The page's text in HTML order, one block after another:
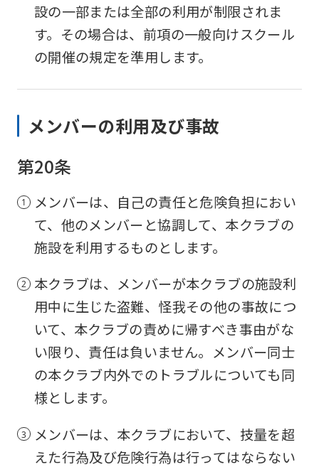
設の一部または全部の利用が制限されま
す。その場合は、前項の一般向けスクール
の開催の規定を準用します。
メンバーの利用及び事故
第20条
メンバーは、自己の責任と危険負担におい
て、他のメンバーと協調して、本クラブの
施設を利用するものとします。
本クラブは、メンバーが本クラブの施設利
用中に生じた盗難、怪我その他の事故につ
いて、本クラブの責めに帰すべき事由がな
い限り、責任は負いません。メンバー同士
の本クラブ内外でのトラブルについても同
様とします。
メンバーは、本クラブにおいて、技量を超
えた行為及び危険行為は行ってはならない